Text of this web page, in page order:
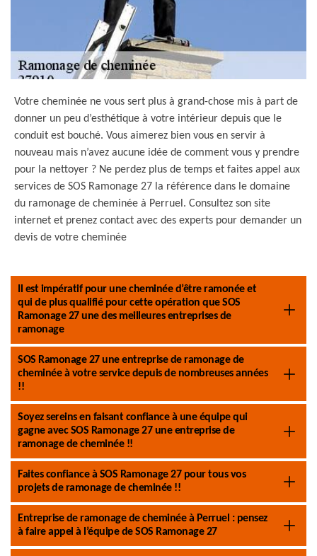
Votre cheminée ne vous sert plus à grand-chose mis à part de
donner un peu d’esthétique à votre intérieur depuis que le
conduit est bouché. Vous aimerez bien vous en servir à
nouveau mais n’avez aucune idée de comment vous y prendre
pour la nettoyer ? Ne perdez plus de temps et faites appel aux
services de SOS Ramonage 27 la référence dans le domaine
du ramonage de cheminée à Perruel. Consultez son site
internet et prenez contact avec des experts pour demander un
devis de votre cheminée
Il est impératif pour une cheminée d’être ramonée et
qui de plus qualifié pour cette opération que SOS
Ramonage 27 une des meilleures entreprises de
ramonage
SOS Ramonage 27 une entreprise de ramonage de
cheminée à votre service depuis de nombreuses années
!!
Soyez sereins en faisant confiance à une équipe qui
gagne avec SOS Ramonage 27 une entreprise de
ramonage de cheminée !!
Faites confiance à SOS Ramonage 27 pour tous vos
projets de ramonage de cheminée !!
Entreprise de ramonage de cheminée à Perruel : pensez
à faire appel à l’équipe de SOS Ramonage 27